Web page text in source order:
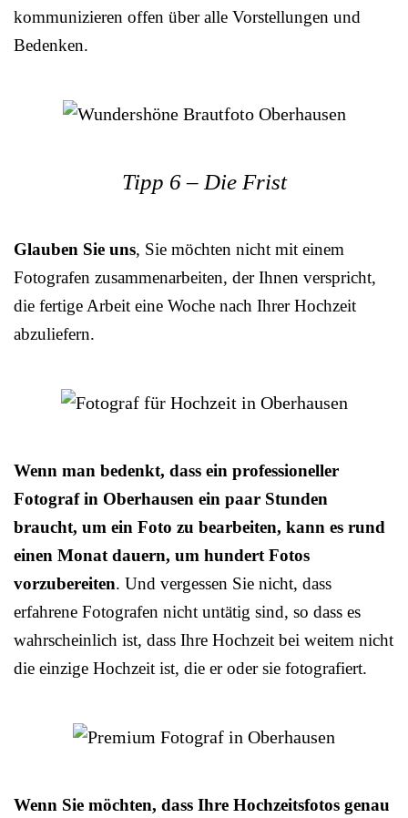
kommunizieren offen über alle Vorstellungen und
Bedenken.
Tipp 6 – Die Frist
Glauben Sie uns, Sie möchten nicht mit einem
Fotografen zusammenarbeiten, der Ihnen verspricht,
die fertige Arbeit eine Woche nach Ihrer Hochzeit
abzuliefern.
Wenn man bedenkt, dass ein professioneller
Fotograf in Oberhausen ein paar Stunden
braucht, um ein Foto zu bearbeiten, kann es rund
einen Monat dauern, um hundert Fotos
vorzubereiten. Und vergessen Sie nicht, dass
erfahrene Fotografen nicht untätig sind, so dass es
wahrscheinlich ist, dass Ihre Hochzeit bei weitem nicht
die einzige Hochzeit ist, die er oder sie fotografiert.
Wenn Sie möchten, dass Ihre Hochzeitsfotos genau